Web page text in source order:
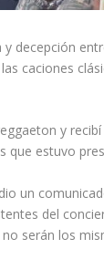
decepción
caciones
y
que estuvo
un
del
serán los